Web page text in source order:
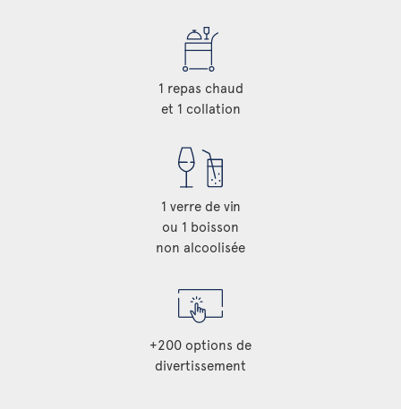
1 repas chaud
et 1 collation
1 verre de vin
ou 1 boisson
non alcoolisée
+200 options de
divertissement